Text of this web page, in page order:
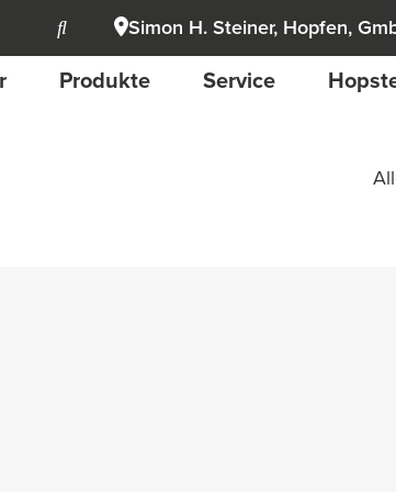
Simon H. Steiner, Hopfen,
Produkte Service